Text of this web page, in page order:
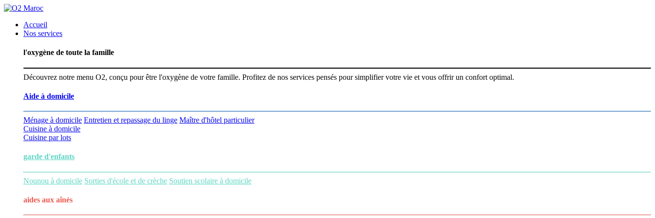
Accueil
Nos services
l'oxygène de toute la famille
Découvrez notre menu O2, conçu pour être l'oxygène de votre famille. Profitez de nos services pensés pour simplifier votre vie et vous offrir un confort optimal.
Aide à domicile
Ménage à domicile Entretien et repassage du linge Maître d'hôtel particulier
Cuisine à domicile
Cuisine par lots
garde d'enfants
Nounou à domicile Sorties d'école et de crèche Soutien scolaire à domicile
aides aux aînés